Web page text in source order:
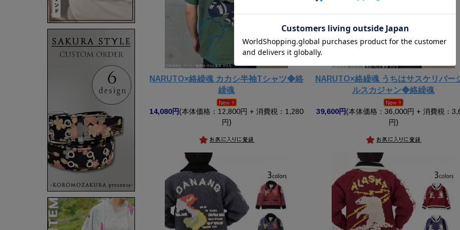
NARUTO×絡繰魂 カカシ半袖Tシャツ◆絡
繰魂
14,080円(本体価格：12,800円 + 消費税：1,280
円)
NARUTO×絡繰魂 うちはサスケリバー
ルスカジャン◆絡繰魂
39,600円(本体価格：36,000円 + 消費税：
円)